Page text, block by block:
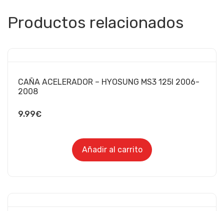
Productos relacionados
CAÑA ACELERADOR – HYOSUNG MS3 125I 2006-
2008
9.99€
Añadir al carrito